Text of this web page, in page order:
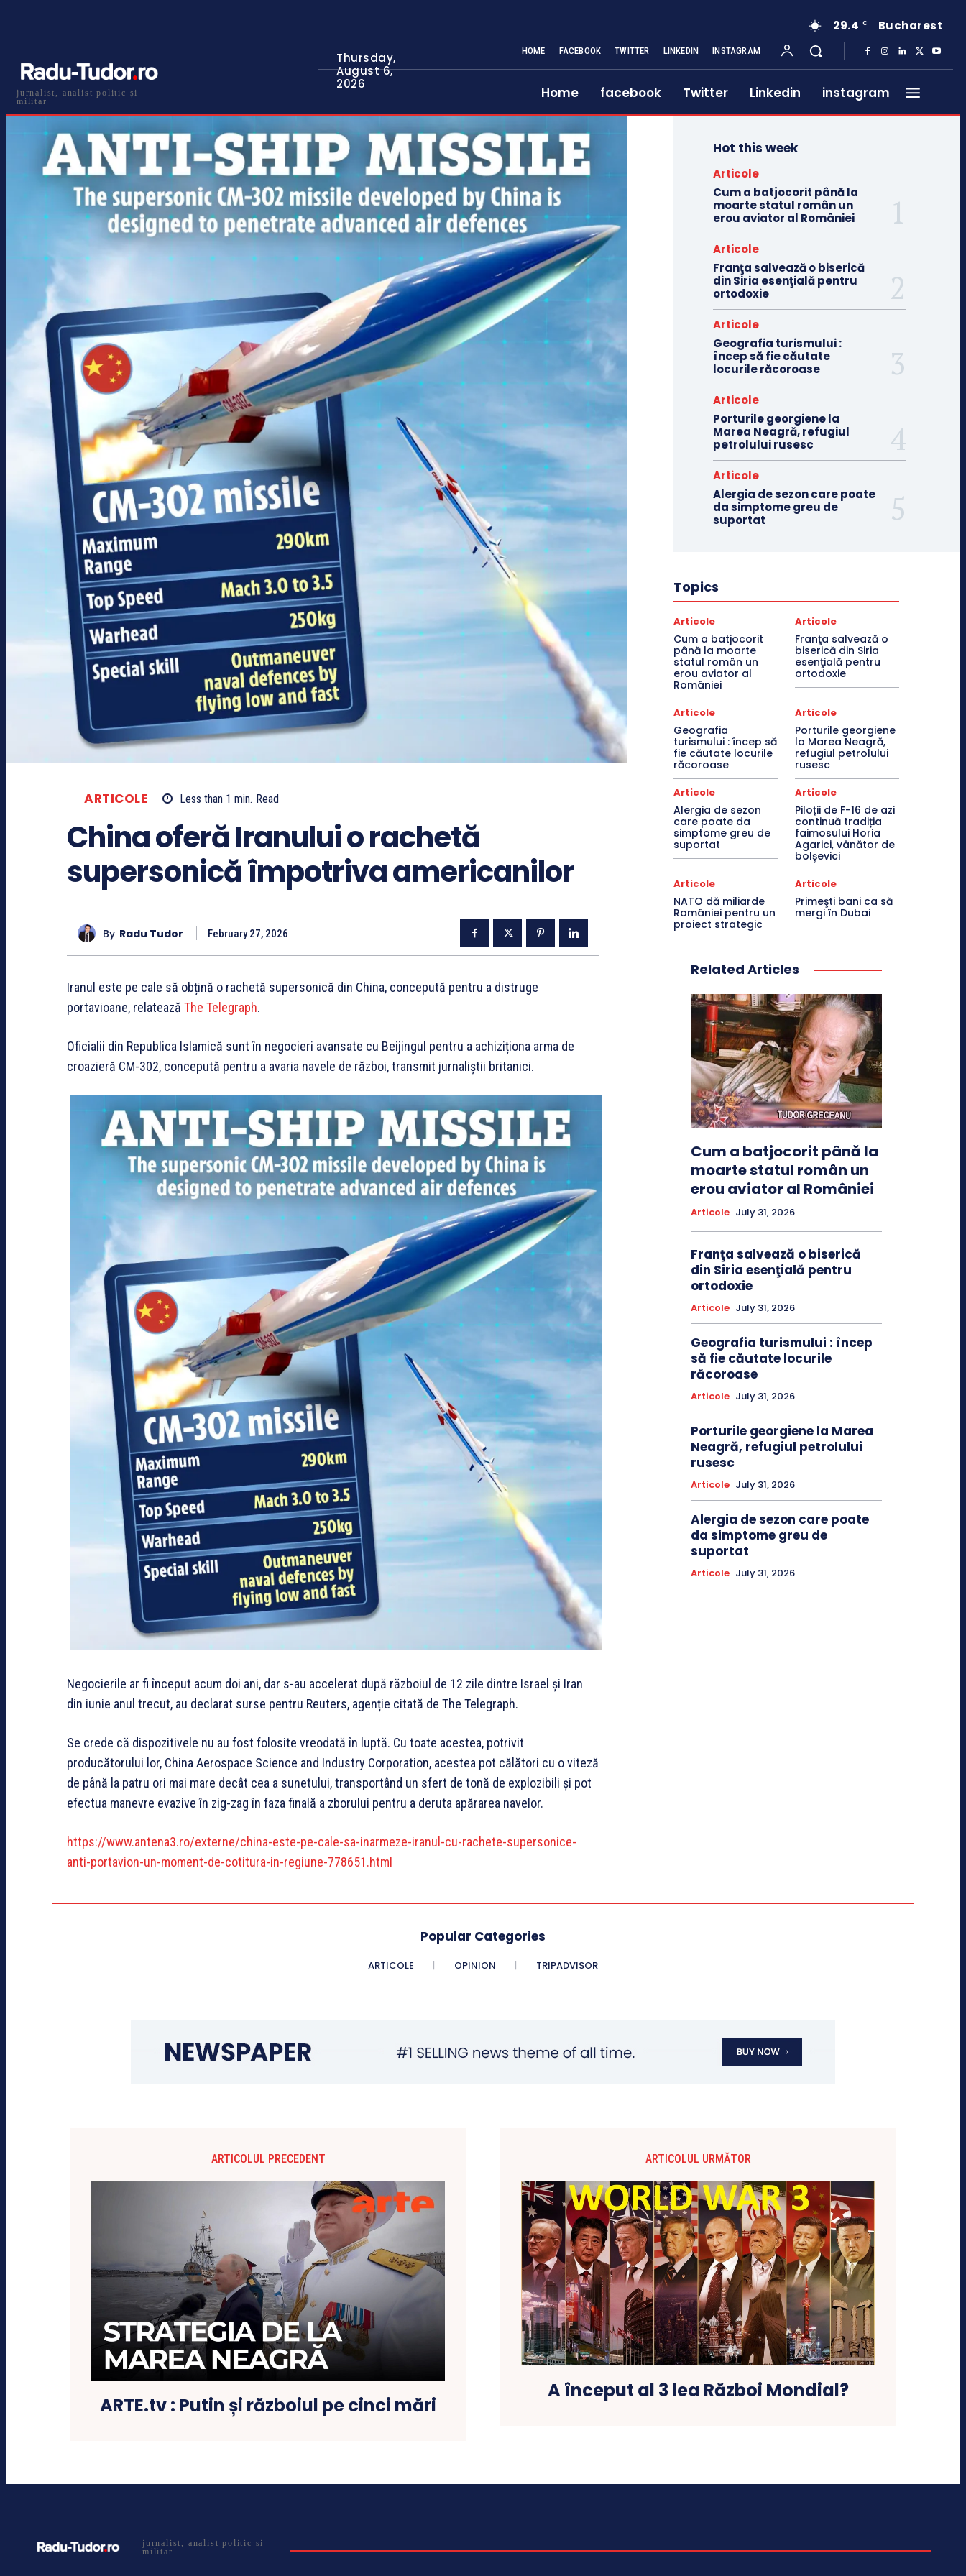
jurnalist, analist politic și
militar
Thursday,
August 6,
2026
29.4 C Bucharest
HOME FACEBOOK TWITTER LINKEDIN INSTAGRAM
Home facebook Twitter Linkedin instagram
ARTICOLE Less than 1 min. Read
China oferă Iranului o rachetă
supersonică împotriva americanilor
By Radu Tudor February 27, 2026
Iranul este pe cale să obțină o rachetă supersonică din China, concepută pentru a distruge
portavioane, relatează The Telegraph.
Oficialii din Republica Islamică sunt în negocieri avansate cu Beijingul pentru a achiziționa arma de
croazieră CM-302, concepută pentru a avaria navele de război, transmit jurnaliștii britanici.
Negocierile ar fi început acum doi ani, dar s-au accelerat după războiul de 12 zile dintre Israel și Iran
din iunie anul trecut, au declarat surse pentru Reuters, agenție citată de The Telegraph.
Se crede că dispozitivele nu au fost folosite vreodată în luptă. Cu toate acestea, potrivit
producătorului lor, China Aerospace Science and Industry Corporation, acestea pot călători cu o viteză
de până la patru ori mai mare decât cea a sunetului, transportând un sfert de tonă de explozibili și pot
efectua manevre evazive în zig-zag în faza finală a zborului pentru a deruta apărarea navelor.
https://www.antena3.ro/externe/china-este-pe-cale-sa-inarmeze-iranul-cu-rachete-supersonice-
anti-portavion-un-moment-de-cotitura-in-regiune-778651.html
Hot this week
Articole
Cum a batjocorit până la
moarte statul român un
erou aviator al României
Articole
Franţa salvează o biserică
din Siria esenţială pentru
ortodoxie
Articole
Geografia turismului :
încep să fie căutate
locurile răcoroase
Articole
Porturile georgiene la
Marea Neagră, refugiul
petrolului rusesc
Articole
Alergia de sezon care poate
da simptome greu de
suportat
Topics
Articole
Cum a batjocorit
până la moarte
statul român un
erou aviator al
României
Articole
Franţa salvează o
biserică din Siria
esenţială pentru
ortodoxie
Articole
Geografia
turismului : încep să
fie căutate locurile
răcoroase
Articole
Porturile georgiene
la Marea Neagră,
refugiul petrolului
rusesc
Articole
Alergia de sezon
care poate da
simptome greu de
suportat
Articole
Piloții de F-16 de azi
continuă tradiția
faimosului Horia
Agarici, vânător de
bolșevici
Articole
NATO dă miliarde
României pentru un
proiect strategic
Articole
Primeşti bani ca să
mergi în Dubai
Related Articles
Cum a batjocorit până la
moarte statul român un
erou aviator al României
Articole July 31, 2026
Franţa salvează o biserică
din Siria esenţială pentru
ortodoxie
Articole July 31, 2026
Geografia turismului : încep
să fie căutate locurile
răcoroase
Articole July 31, 2026
Porturile georgiene la Marea
Neagră, refugiul petrolului
rusesc
Articole July 31, 2026
Alergia de sezon care poate
da simptome greu de
suportat
Articole July 31, 2026
Popular Categories
ARTICOLE OPINION TRIPADVISOR
ARTICOLUL PRECEDENT
ARTE.tv : Putin și războiul pe cinci mări
ARTICOLUL URMĂTOR
A început al 3 lea Război Mondial?
jurnalist, analist politic si
militar